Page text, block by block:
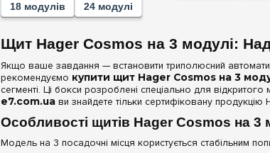
18 модулів
24 модулі
Щит Hager Cosmos на 3 модулі:
Якщо ваше завдання — встановити триполюсний
рекомендуємо купити щит Hager Cosmos на 3
сегменті. Ці бокси розроблені спеціально для
e7.com.ua ви знайдете тільки сертифіковану продукцію
Особливості щитів Hager Cosmos на 3
Модель на 3 посадочні місця користується стабільним